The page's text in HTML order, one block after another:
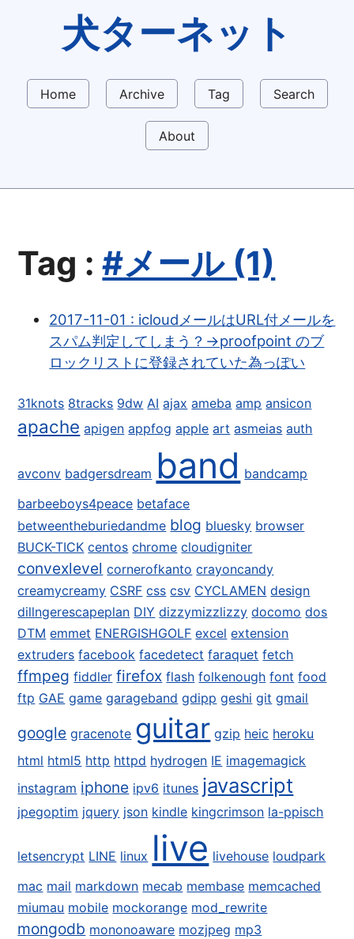
犬ターネット
Home Archive Tag Search
About
Tag :#メール (1)
2017-11-01 : icloudメールはURL付メールを
スパム判定してしまう？→proofpoint のブ
ロックリストに登録されていた為っぽい
31knots 8tracks 9dw AI ajax ameba amp ansicon
apache apigen appfog apple art asmeias auth
avconv badgersdream band bandcamp
barbeeboys4peace betaface
betweentheburiedandme blog bluesky browser
BUCK-TICK centos chrome cloudigniter
convexlevel cornerofkanto crayoncandy
creamycreamy CSRF css csv CYCLAMEN design
dillngerescapeplan DIY dizzymizzlizzy docomo dos
DTM emmet ENERGISHGOLF excel extension
extruders facebook facedetect faraquet fetch
ffmpeg fiddler firefox flash folkenough font food
ftp GAE game garageband gdipp geshi git gmail
google gracenote guitar gzip heic heroku
html html5 http httpd hydrogen IE imagemagick
instagram iphone ipv6 itunes javascript
jpegoptim jquery json kindle kingcrimson la-ppisch
letsencrypt LINE linux live livehouse loudpark
mac mail markdown mecab membase memcached
miumau mobile mockorange mod_rewrite
mongodb mononoaware mozjpeg mp3